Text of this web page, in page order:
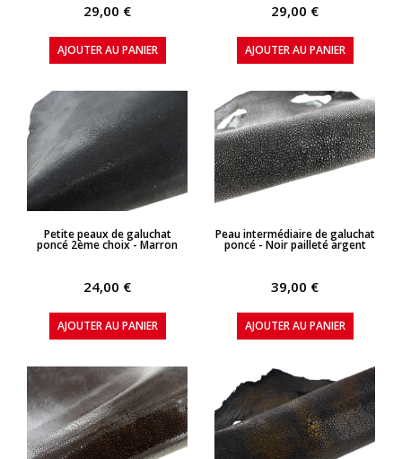
29,00 €
AJOUTER AU PANIER
29,00 €
AJOUTER AU PANIER
APERÇU RAPIDE
Petite peaux de galuchat
poncé 2ème choix - Marron
24,00 €
AJOUTER AU PANIER
APERÇU RAPIDE
Peau intermédiaire de galuchat
poncé - Noir pailleté argent
39,00 €
AJOUTER AU PANIER